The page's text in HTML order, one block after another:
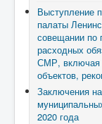
Выступление
палаты
совещании по
расходных
СМР, включая
объектов,
Заключения
2020 года